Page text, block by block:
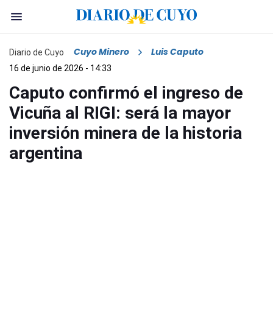
Diario de Cuyo Cuyo Minero Luis Caputo
16 de junio de 2026 - 14:33
Caputo confirmó el ingreso de
Vicuña al RIGI: será la mayor
inversión minera de la historia
argentina